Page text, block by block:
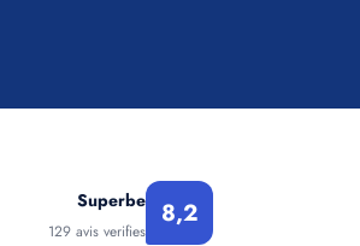
Superbe
129 avis verifies
8,2